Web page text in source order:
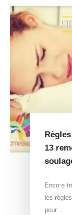
13
Encore
les
pour...